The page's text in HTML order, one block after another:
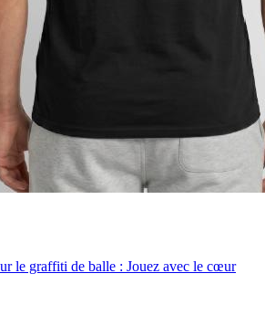
le graffiti de balle : Jouez avec le cœur